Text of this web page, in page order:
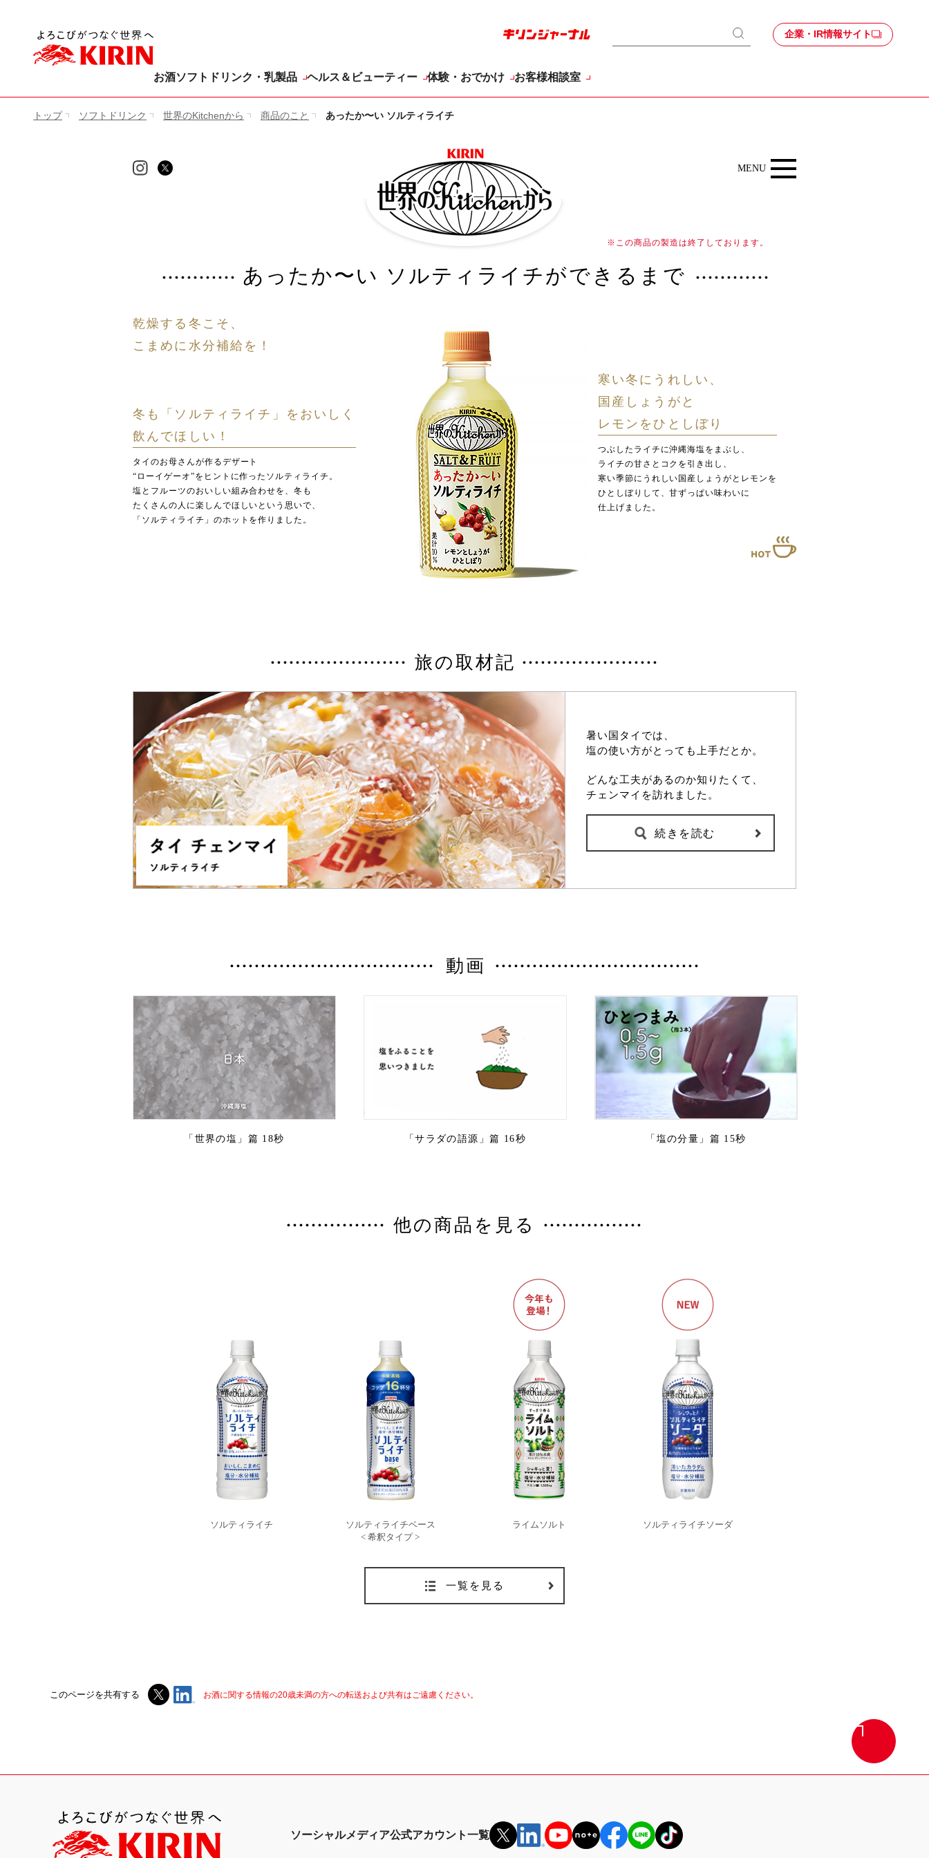
検
企業・IR情報サイト
お酒ソフトドリンク・乳製品 ヘルス＆ビューティー 体験・おでかけ お客様相談室
トップ ソフトドリンク 世界のKitchenから 商品のこと あったか〜い ソルティライチ
MENU
※この商品の製造は終了しております。
あったか〜い ソルティライチができるまで
乾燥する冬こそ、
こまめに水分補給を！
冬も「ソルティライチ」をおいしく
飲んでほしい！
タイのお母さんが作るデザート
“ローイゲーオ”をヒントに作ったソルティライチ。
塩とフルーツのおいしい組み合わせを、冬も
たくさんの人に楽しんでほしいという思いで、
「ソルティライチ」のホットを作りました。
寒い冬にうれしい、
国産しょうがと
レモンをひとしぼり
つぶしたライチに沖縄海塩をまぶし、
ライチの甘さとコクを引き出し、
寒い季節にうれしい国産しょうがとレモンを
ひとしぼりして、甘ずっぱい味わいに
仕上げました。
旅の取材記
暑い国タイでは、
塩の使い方がとっても上手だとか。
どんな工夫があるのか知りたくて、
チェンマイを訪れました。
続きを読む
動画
「世界の塩」篇 18秒 「サラダの語源」篇 16秒 「塩の分量」篇 15秒
他の商品を見る
ソルティライチ
ソルティライチベース
< 希釈タイプ >
ライムソルト ソルティライチソーダ
一覧を見る
このページを共有する お酒に関する情報の20歳未満の方への転送および共有はご遠慮ください。
画
最
ソーシャルメディア公式アカウント一覧